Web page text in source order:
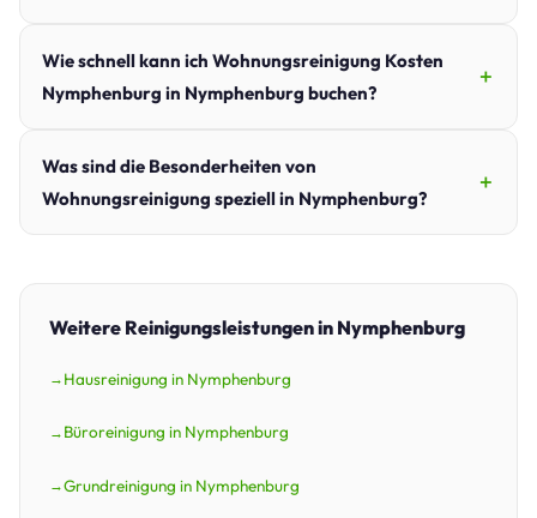
Wie schnell kann ich Wohnungsreinigung Kosten
Nymphenburg in Nymphenburg buchen?
Was sind die Besonderheiten von
Wohnungsreinigung speziell in Nymphenburg?
Weitere Reinigungsleistungen in Nymphenburg
Hausreinigung in Nymphenburg
Büroreinigung in Nymphenburg
Grundreinigung in Nymphenburg